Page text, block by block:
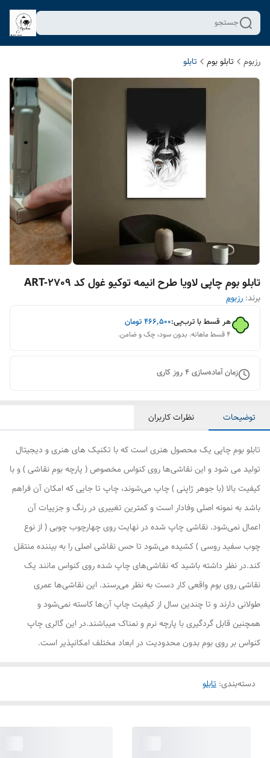
جستجو
رزبوم تابلو بوم تابلو
تابلو بوم چاپی لاویا طرح انیمه توکیو غول کد ART-2709
برند: رزبوم
هر قسط با ترب‌پی:۴۶۶٬۵۰۰تومان
۴ قسط ماهانه. بدون سود، چک و ضامن.
زمان آماده‌سازی4روز کاری
توضیحات نظرات کاربران
تابلو بوم چاپی یک محصول هنری است که با تکنیک های هنری و دیجیتال
تولید می شود و این نقاشی‌ها روی کنواس مخصوص ( پارچه بوم نقاشی ) و با
کیفیت بالا (با جوهر ژاپنی ) چاپ می‌شوند، چاپ تا جایی که امکان آن فراهم
باشد به نمونه اصلی وفادار است و کمترین تغییری در رنگ و جزییات آن
اعمال نمی‌شود. نقاشی چاپ شده در نهایت روی چهارچوب چوبی ( از نوع
چوب سفید روسی ) کشیده می‌شود تا حس نقاشی اصلی را به بیننده منتقل
کند.در نظر داشته باشید که نقاشی‌های چاپ شده روی کنواس مانند یک
نقاشی روی بوم واقعی کار دست به نظر می‌رسند. این نقاشی‌ها عمری
طولانی دارند و تا چندین سال از کیفیت چاپ آن‌ها کاسته نمی‌شود و
همچنین قابل گردگیری با پارچه نرم و نمناک میباشند.در این گالری چاپ
کنواس بر روی بوم بدون محدودیت در ابعاد مختلف امکانپذیر است.
دسته‌بندی: تابلو